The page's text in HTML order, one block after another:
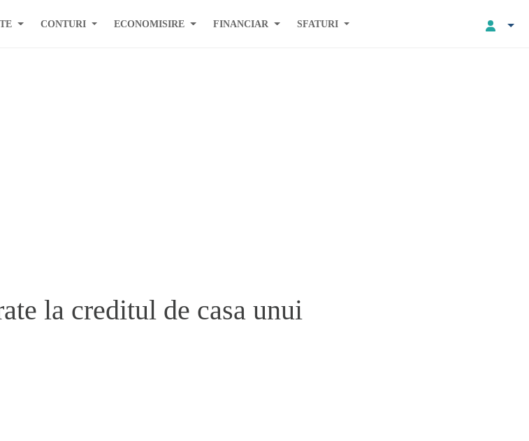
CONTURI ECONOMISIRE FINANCIAR SFATURI
la creditul de casa unui